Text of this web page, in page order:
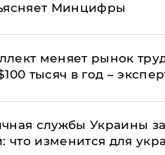
Минцифры
меняет рынок
тысяч в год –
службы Украины
изменится для